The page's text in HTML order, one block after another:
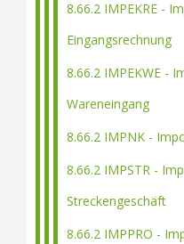
8.66.2 IMPEKRE -
Eingangsrechnung
8.66.2 IMPEKWE -
Wareneingang
8.66.2 IMPNK -
8.66.2 IMPSTR -
Streckengeschäft
8.66.2 IMPPRO -